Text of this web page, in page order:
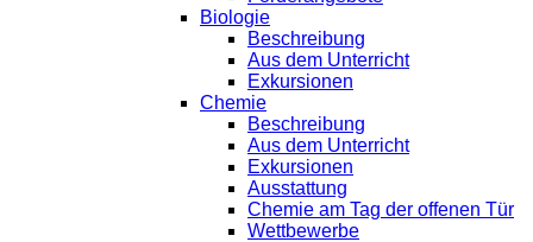
Biologie
Beschreibung
Aus dem Unterricht
Exkursionen
Chemie
Beschreibung
Aus dem Unterricht
Exkursionen
Ausstattung
Chemie am Tag der offenen Tür
Wettbewerbe